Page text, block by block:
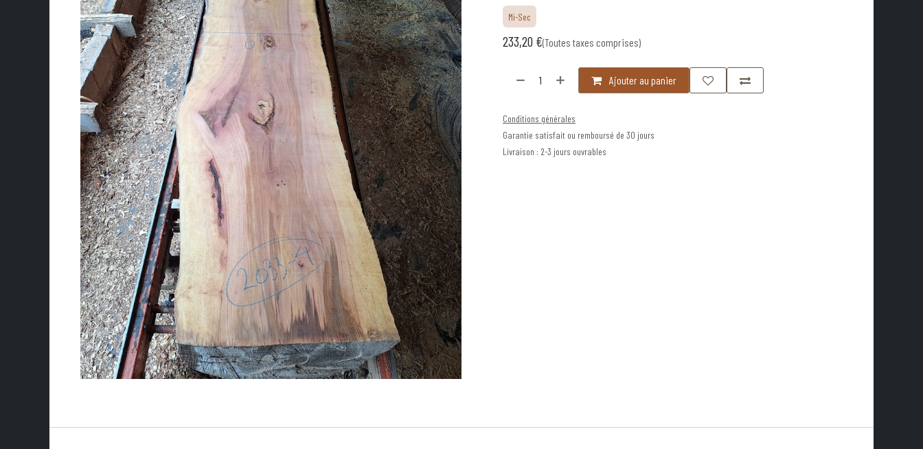
Mi-Sec
233,20 €(Toutes taxes comprises)
Ajouter au panier
Conditions générales
Garantie satisfait ou remboursé de 30 jours
Livraison : 2-3 jours ouvrables